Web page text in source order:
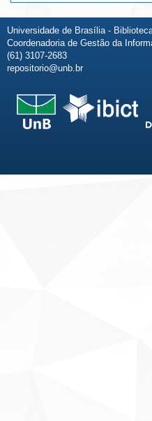
Universidade de Brasília -
Coordenadoria de Gestão da
(61) 3107-2683
repositorio@unb.br